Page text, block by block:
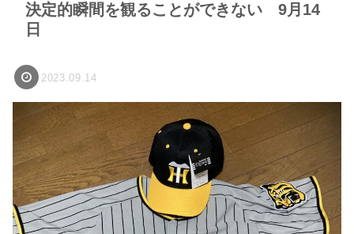
決定的瞬間を観ることができない 9月14
日
2023.09.14